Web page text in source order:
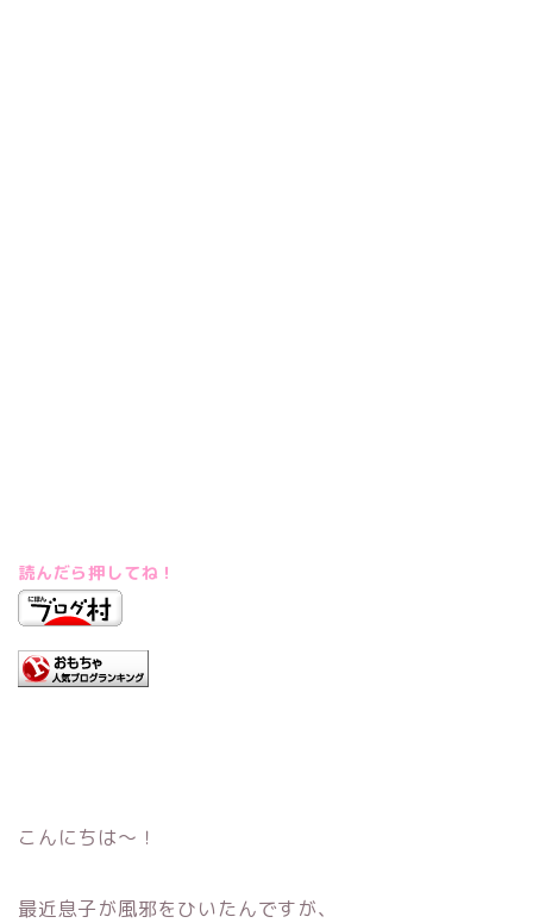
読んだら押してね！
こんにちは～！
最近息子が風邪をひいたんですが、